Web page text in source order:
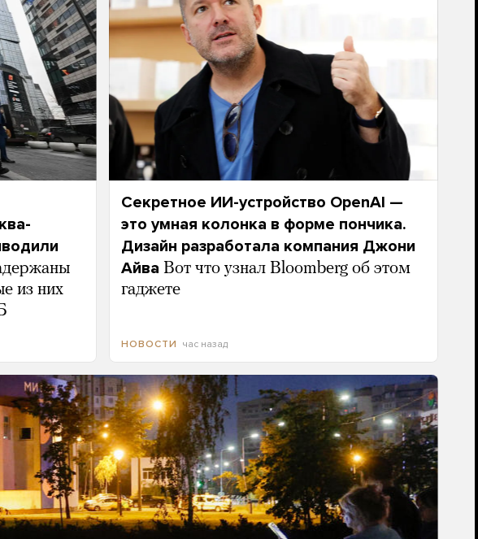
из них
Секретное ИИ-устройство OpenAI —
это умная колонка в форме пончика.
Дизайн разработала компания Джони
Айва Вот что узнал Bloomberg об этом
гаджете
НОВОСТИ час назад